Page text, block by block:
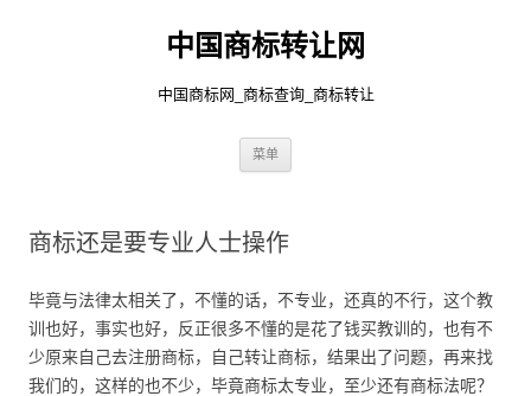
中国商标转让网
中国商标网_商标查询_商标转让
菜单
商标还是要专业人士操作
毕竟与法律太相关了，不懂的话，不专业，还真的不行，这个教
训也好，事实也好，反正很多不懂的是花了钱买教训的，也有不
少原来自己去注册商标，自己转让商标，结果出了问题，再来找
我们的，这样的也不少，毕竟商标太专业，至少还有商标法呢？